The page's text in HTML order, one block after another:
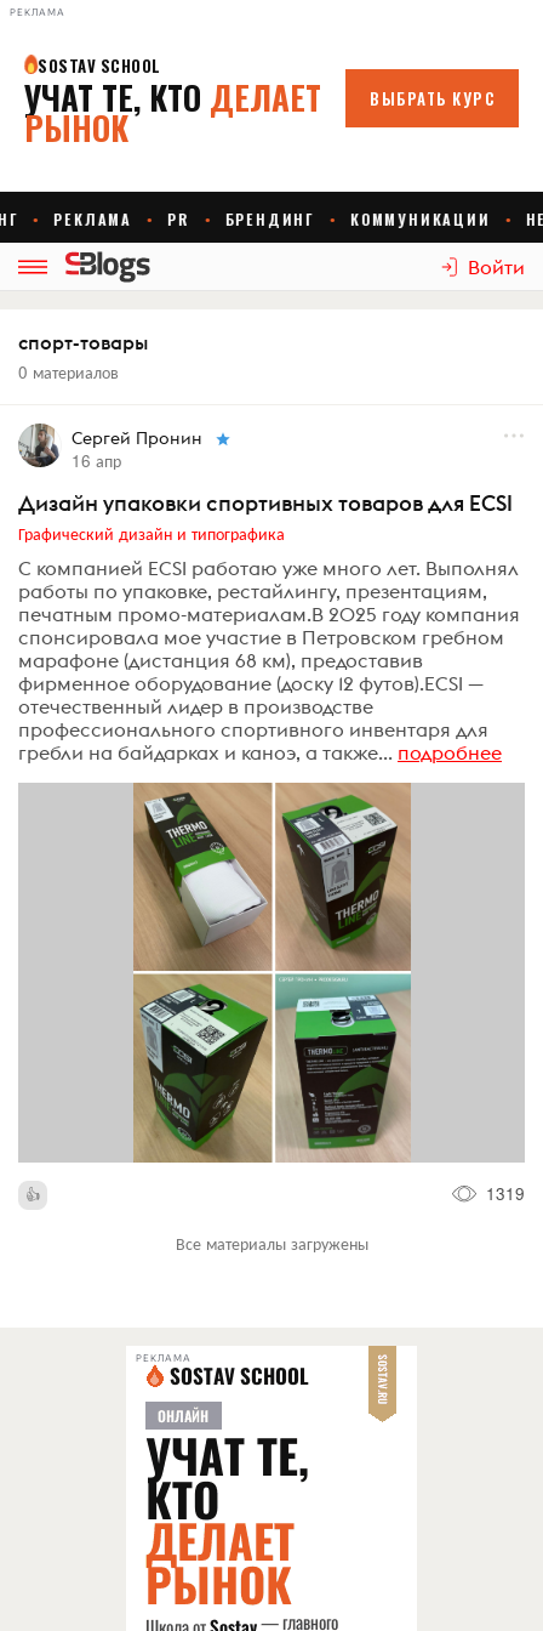
РЕКЛАМА
Войти
спорт-товары
0 материалов
Сергей Пронин
16 апр
Дизайн упаковки спортивных товаров для ECSI
Графический дизайн и типографика
С компанией ECSI работаю уже много лет. Выполнял
работы по упаковке, рестайлингу, презентациям,
печатным промо-материалам.В 2025 году компания
спонсировала мое участие в Петровском гребном
марафоне (дистанция 68 км), предоставив
фирменное оборудование (доску 12 футов).ECSI —
отечественный лидер в производстве
профессионального спортивного инвентаря для
гребли на байдарках и каноэ, а также... подробнее
1319
Все материалы загружены
РЕКЛАМА